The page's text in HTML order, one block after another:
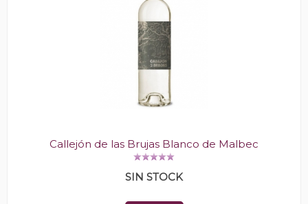
Callejón de las Brujas Blanco de Malbec
SIN STOCK